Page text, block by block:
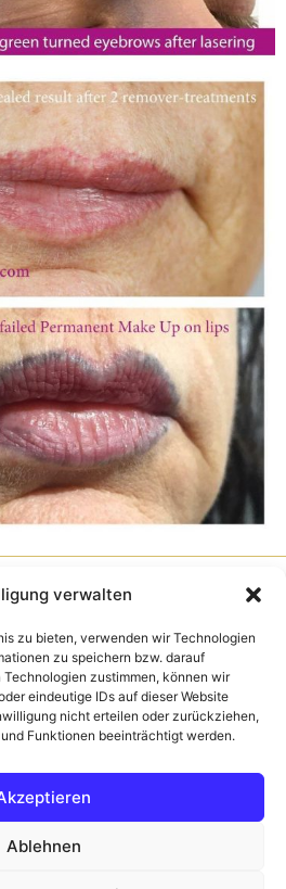
verwalten
zu bieten, verwenden wir Technologien
zu speichern bzw. darauf
zustimmen, können wir
eindeutige IDs auf dieser Website
nicht erteilen oder zurückziehen,
Funktionen beeinträchtigt werden.
Ablehnen